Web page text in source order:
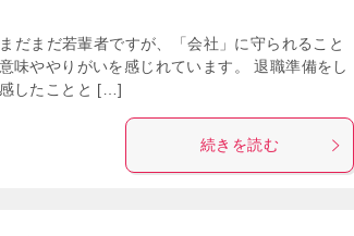
だまだ若輩者ですが、「会社」に守られること
味ややりがいを感じれています。 退職準備をし
したことと […]
続きを読む